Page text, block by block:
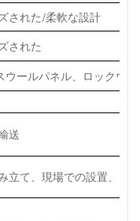
された/柔軟な設計
された
ウールパネル、ロックウー
送
立て、現場での設置、ま